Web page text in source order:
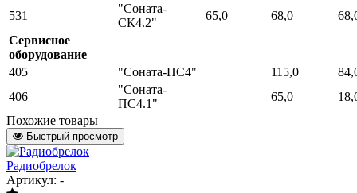
531
"Соната-
СК4.2"
65,0 68,0
Сервисное
оборудование
405
"Соната-ПС4" 115,0
406
"Соната-
ПС4.1"
65,0
Похожие товары
Быстрый просмотр
Радиобрелок
Артикул: -